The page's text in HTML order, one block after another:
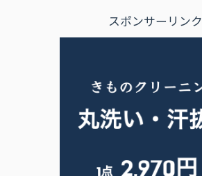
スポンサーリンク